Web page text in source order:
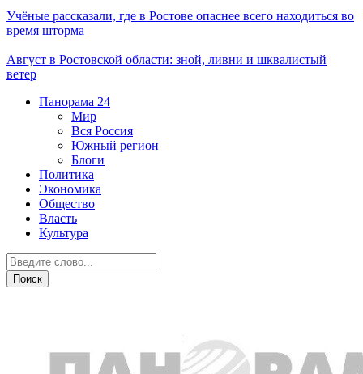
Учёные рассказали, где в Ростове опаснее всего находиться во
время шторма
Август в Ростовской области: зной, ливни и шквалистый
ветер
Панорама 24
Мир
Вся Россия
Южный регион
Блоги
Политика
Экономика
Общество
Власть
Культура